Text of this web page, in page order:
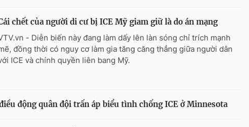
chết của người di cư bị ICE Mỹ giam giữ là do án mạng
- Diễn biến này đang làm dấy lên làn sóng chỉ trích mạnh
đồng thời có nguy cơ làm gia tăng căng thẳng giữa người dân
ICE và chính quyền liên bang Mỹ.
động quân đội trấn áp biểu tình chống ICE ở Minnesota